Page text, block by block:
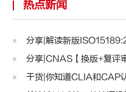
热点新闻
分享|解读新版
分享|CNAS【换版+复评
干货|你知道CLIA和CAP